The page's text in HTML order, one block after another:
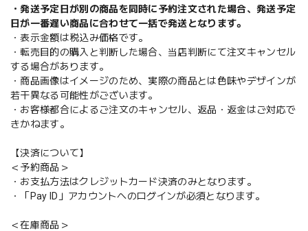
・発送予定日が別の商品を同時に予約注文された場合、発送予定
日が一番遅い商品に合わせて一括で発送となります。
・表示金額は税込み価格です。
・転売目的の購入と判断した場合、当店判断にて注文キャンセル
する場合があります。
・商品画像はイメージのため、実際の商品とは色味やデザインが
若干異なる可能性がございます。
・お客様都合によるご注文のキャンセル、返品・返金はご対応で
きかねます。
【決済について】
＜予約商品＞
・お支払方法はクレジットカード決済のみとなります。
・「Pay ID」アカウントへのログインが必須となります。
＜在庫商品＞